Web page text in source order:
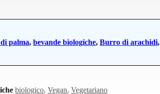
palma, bevande biologiche, Burro di arachidi,
biologico, Vegan, Vegetariano